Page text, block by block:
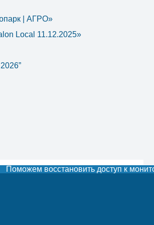
| АГРО»
Local 11.12.2025»
Поможем восстановить доступ к